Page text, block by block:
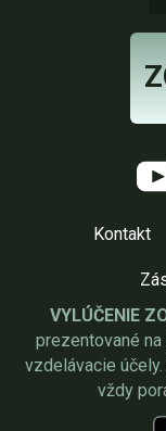
Kontakt
VYLÚČENIE
prezentované
vzdelávacie
vždy